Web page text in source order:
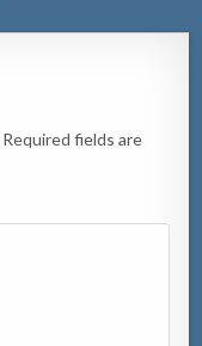
Required fields are